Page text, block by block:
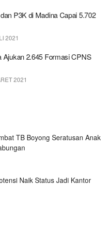
P3K di Madina Capai 5.702
2021
Ajukan 2.645 Formasi CPNS
2021
TB Boyong Seratusan Anak
Naik Status Jadi Kantor